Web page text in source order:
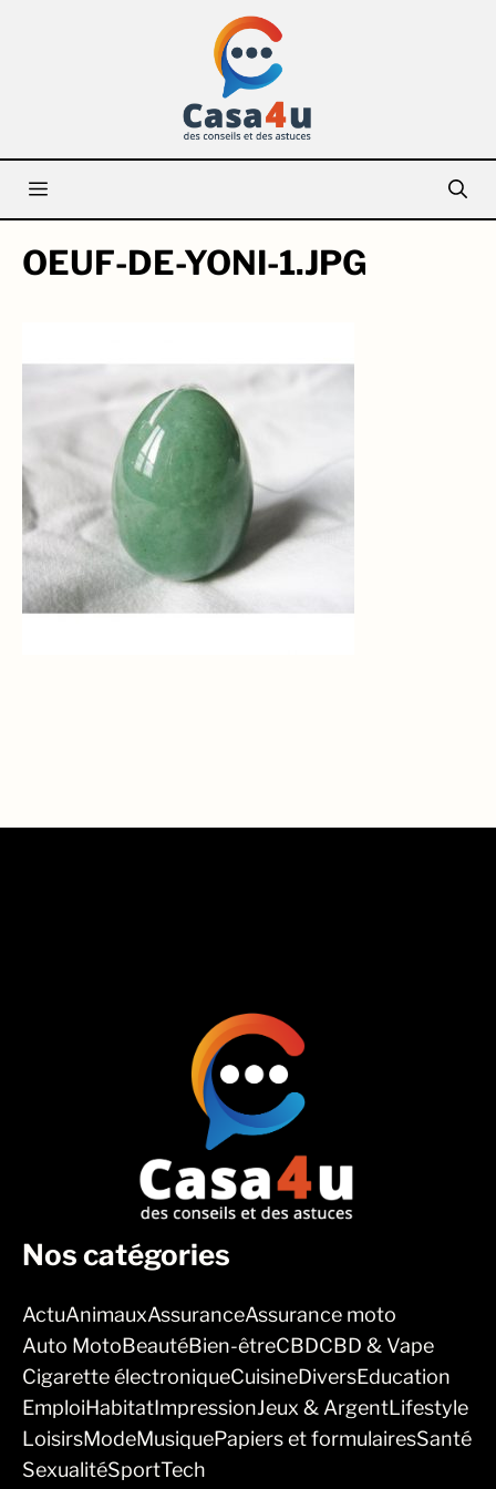
Menu
OEUF-DE-YONI-1.JPG
Nos catégories
ActuAnimauxAssuranceAssurance moto
Auto MotoBeautéBien-êtreCBDCBD & Vape
Cigarette électroniqueCuisineDiversEducation
EmploiHabitatImpressionJeux & ArgentLifestyle
LoisirsModeMusiquePapiers et formulairesSanté
SexualitéSportTech